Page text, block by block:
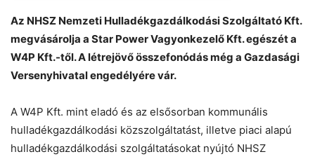
Az NHSZ Nemzeti Hulladékgazdálkodási Szolgáltató Kft.
megvásárolja a Star Power Vagyonkezelő Kft. egészét a
W4P Kft.-től. A létrejövő összefonódás még a Gazdasági
Versenyhivatal engedélyére vár.
A W4P Kft. mint eladó és az elsősorban kommunális
hulladékgazdálkodási közszolgáltatást, illetve piaci alapú
hulladékgazdálkodási szolgáltatásokat nyújtó NHSZ
Chat Mr wAIste Close